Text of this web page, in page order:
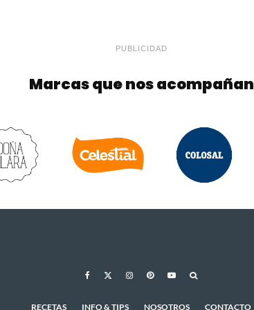
PUBLICIDAD
Marcas que nos acompañan
RECETAS INFO & TIPS NOSOTROS CONTACTO